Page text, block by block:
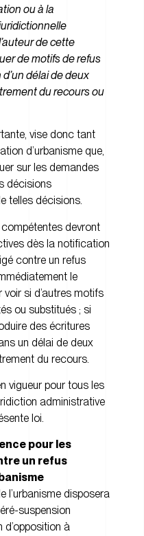
ou à la
de cette
de motifs de refus
délai de deux
du recours ou
vise donc tant
d’urbanisme que,
sur les demandes
décisions
telles décisions.
devront
dès la notification
contre un refus
le
si d’autres motifs
ou substitués ; si
des écritures
un délai de deux
du recours.
vigueur pour tous les
administrative
loi.
pour les
un refus
l’urbanisme disposera
suspension
à